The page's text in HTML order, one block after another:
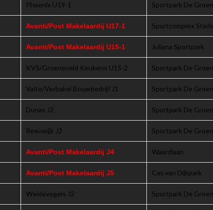
Phoenix U19-1 Sportpark De
Avanti/Post Makelaardij U17-1 Sportcomplex
Avanti/Post Makelaardij U15-1 Juliana Sportpark
KVS/Groeneveld Keukens U15-2 Sportpark De
Valto/Verbakel Bouwbedrijf J1 Sportpark De
Dunas J2 Sportpark De
Reeuwijk J2 Sportpark De
Avanti/Post Makelaardij J4 Waardlaan
Avanti/Post Makelaardij J5 Cas van Dijkpark
Weidevogels J2 Sportpark De